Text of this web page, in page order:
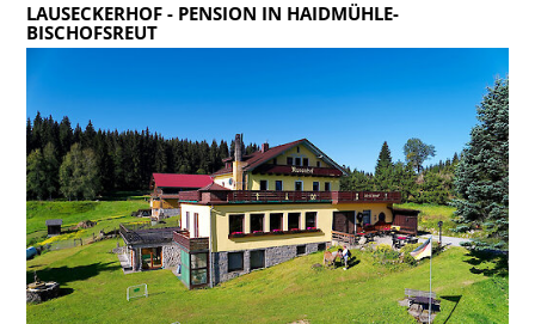
LAUSECKERHOF- PENSION IN HAIDMÜHLE-
BISCHOFSREUT